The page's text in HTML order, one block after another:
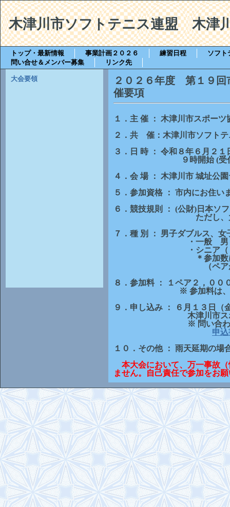
木津川市ソフトテニス連盟 木津
トップ・最新情報 事業計画２０２６ 練習日程
ソフト
問い合せ＆メンバー募集
リンク先
大会要領
２０２６年度 第１９回
催要項
１．主 催 ： 木津川市スポーツ
２．共 催：木津川市ソフトテ
３．日 時 ： 令和８年６月２
９時開始 (受付８
４．会 場 ： 木津川市 城址公
５．参加資格 ： 市内にお住い
６．競技規則 ： (公財)日本ソ
ただし、大会運営上
７．種 別 ： 男子ダブルス、女
・一般 男・女 、
・シニア（６０歳
＊参加数により種目
（ペアが見つからな
８．参加料 ： １ペア２，００
※ 参加料は、試合当
９．申し込み ： ６月１３日（
木津川市スポーツ協
※ 問い合わせは当ホ
申
１０．その他 ： 雨天延期の
本大会において、万一事故
ません。自己責任で参加をお